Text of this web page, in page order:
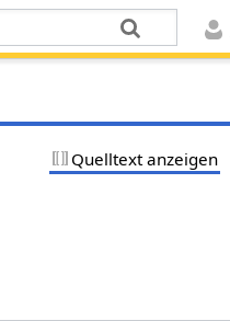
Quelltext anzeigen